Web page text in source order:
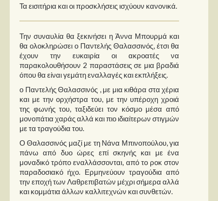
Καλλιτέχνες
Διάφοροι
Εκτός Συνόρων
Νέα
Στήλες
Polls
Small Talk
Blog
Τα εισιτήρια και οι προσκλήσεις ισχύουν κανονικά.
Την συναυλία θα ξεκινήσει η Άννα Μπουρμά και
θα ολοκληρώσει ο Παντελής Θαλασσινός, έτσι θα
έχουν την ευκαιρία οι ακροατές να
παρακολουθήσουν 2 παραστάσεις σε μια βραδιά
όπου θα είναι γεμάτη εναλλαγές και εκπλήξεις.
ο Παντελής Θαλασσινός , με μια κιθάρα στα χέρια
και με την ορχήστρα του, με την υπέροχη χροιά
της φωνής του, ταξιδεύει τον κόσμο μέσα από
μονοπάτια χαράς αλλά και πιο ιδιαίτερων στιγμών
με τα τραγούδια του.
Ο Θαλασσινός μαζί με τη Νάνα Μπινοπούλου, για
πάνω από δυο ώρες επί σκηνής και με ένα
μοναδικό τρόπο εναλλάσσονται, από το ροκ στον
παραδοσιακό ήχο. Ερμηνεύουν τραγούδια από
την εποχή των Λαθρεπιβατών μέχρι σήμερα αλλά
και κομμάτια άλλων καλλιτεχνών και συνθετών.